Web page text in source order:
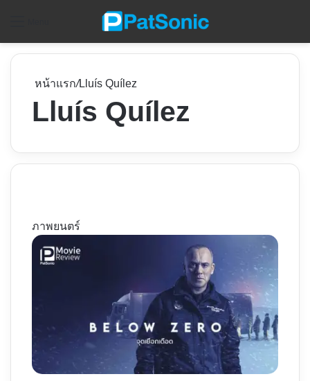
หน้าแรก/Lluís Quílez
Lluís Quílez
ภาพยนตร์